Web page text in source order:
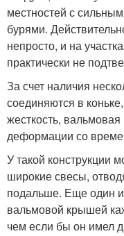
местностей с
бурями.
непросто, и на
практически не
За счет наличия
соединяются в
жесткость,
деформации со
У такой конструкции
широкие свесы,
подальше. Еще один
вальмовой крышей
чем если бы он имел